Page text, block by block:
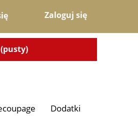
Zaloguj się
(pusty)
Dodatki